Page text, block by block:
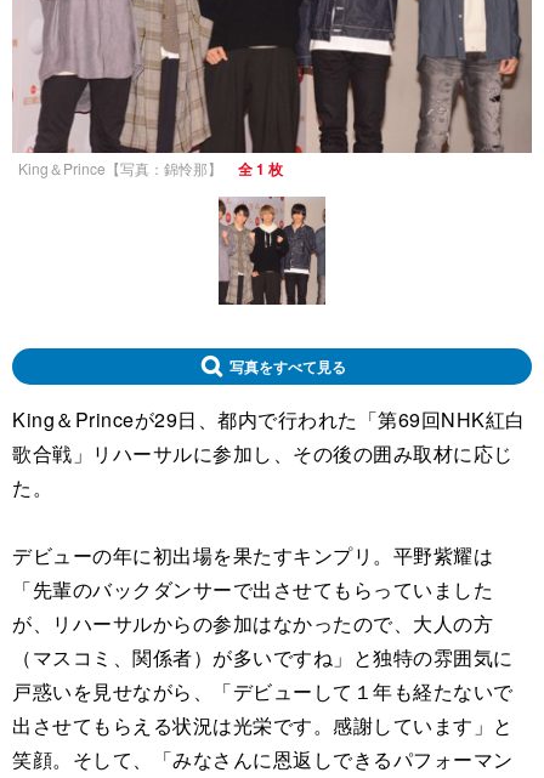
King＆Prince【写真：錦怜那】 全 1 枚
写真をすべて見る
King＆Princeが29日、都内で行われた「第69回NHK紅白
歌合戦」リハーサルに参加し、その後の囲み取材に応じ
た。
デビューの年に初出場を果たすキンプリ。平野紫耀は
「先輩のバックダンサーで出させてもらっていました
が、リハーサルからの参加はなかったので、大人の方
（マスコミ、関係者）が多いですね」と独特の雰囲気に
戸惑いを見せながら、「デビューして１年も経たないで
出させてもらえる状況は光栄です。感謝しています」と
笑顔。そして、「みなさんに恩返しできるパフォーマン